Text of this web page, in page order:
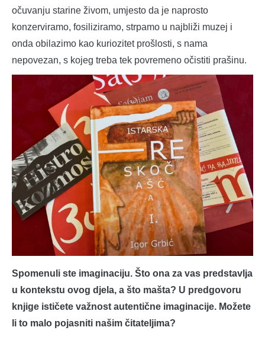
očuvanju starine živom, umjesto da je naprosto
konzerviramo, fosiliziramo, strpamo u najbliži muzej i
onda obilazimo kao kuriozitet prošlosti, s nama
nepovezan, s kojeg treba tek povremeno očistiti prašinu.
Spomenuli ste imaginaciju. Što ona za vas predstavlja
u kontekstu ovog djela, a što mašta? U predgovoru
knjige ističete važnost autentične imaginacije. Možete
li to malo pojasniti našim čitateljima?